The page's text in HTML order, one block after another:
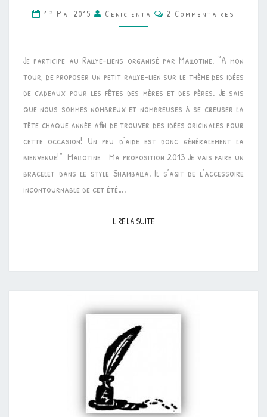
IDÉES
DES
MÈRES”
/
“FÊTE
DES
PÈRES”
[RALLYE-
LIENS]
17 Mai 2015 Cenicienta Commentaires
2 Commentaires
Je participe au Rallye-liens organisé par Mallotine. “A mon
tour, de proposer un petit rallye-lien sur le thème des idées
de cadeaux pour les fêtes des mères et des pères. Je sais
que nous sommes nombreux et nombreuses à se creuser la
tête chaque année afin de trouver des idées originales pour
cette occasion! Un peu d’aide est donc généralement la
bienvenue!” Mallotine Ma proposition 2013 Je vais faire un
bracelet dans le style Shamballa. Il s’agit de l’accessoire
incontournable de cet été….
LIRE LA SUITELIRE LA SUITE